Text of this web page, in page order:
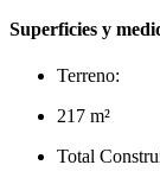
Superficies y
Terreno:
217 m²
Total